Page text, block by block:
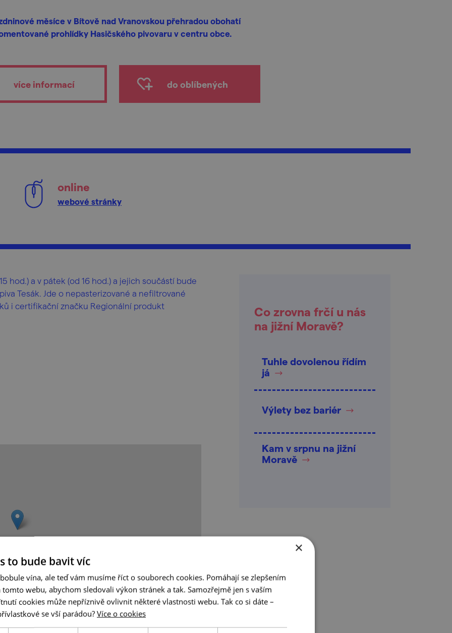
měsíce v Bítově nad Vranovskou přehradou obohatí
prohlídky Hasičského pivovaru v centru obce.
více informací do oblíbených
online
webové stránky
hod.) a v pátek (od 16 hod.) a jejich součástí bude
Tesák. Jde o nepasterizované a nefiltrované
i certifikační značku Regionální produkt
Leaflet| © Seznam.cz a.s. a další
Co zrovna frčí u nás
na jižní Moravě?
Tuhle dovolenou řídím
já
Výlety bez bariér
Kam v srpnu na jižní
Moravě
×
to bude bavit víc
vína, ale teď vám musíme říct o souborech cookies. Pomáhají se zlepšením
tomto webu, abychom sledovali výkon stránek a tak. Samozřejmě jen s vaším
cookies může nepříznivě ovlivnit některé vlastnosti webu. Tak co si dáte –
se vší parádou? Více o cookies